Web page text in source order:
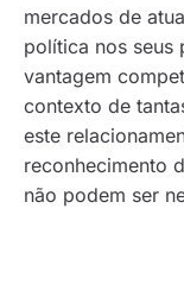
mercados de
política nos seus
vantagem
contexto de
este
reconhecimento
não podem ser